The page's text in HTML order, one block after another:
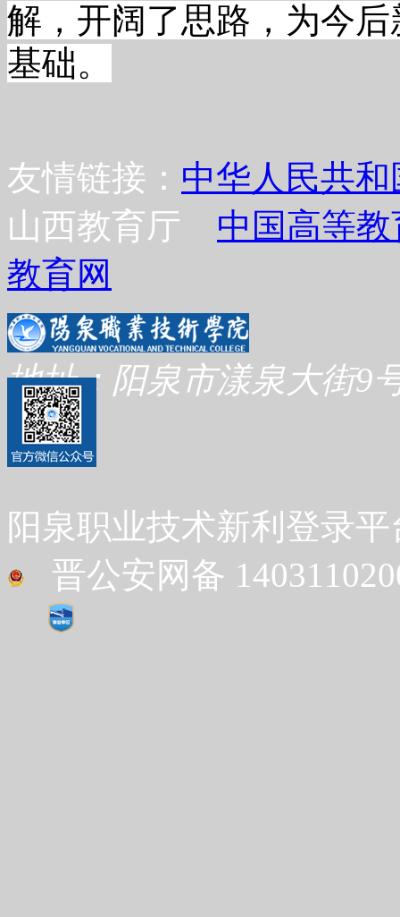
解，开阔了思路，为今
基础。
友情链接： 中华人民共
山西教育厅 中国高等
教育网
地址：阳泉市漾泉大街
阳泉职业技术新利登录
晋公安网备